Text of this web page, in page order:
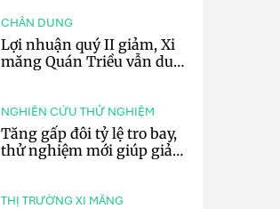
CHÂN DUNG
Lợi nhuận quý II giảm, Xi
măng Quán Triều vẫn duy
NGHIÊN CỨU THỬ NGHIỆM
Tăng gấp đôi tỷ lệ tro bay,
thử nghiệm mới giúp giảm
THỊ TRƯỜNG XI MĂNG